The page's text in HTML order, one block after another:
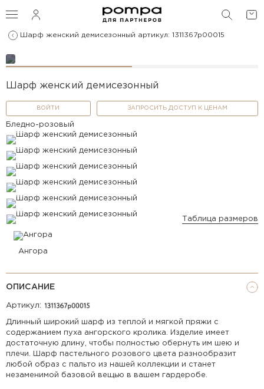
Шарф женский демисезонный артикул: 1311367p00015
Шарф женский демисезонный
ВОЙТИ ЗАПРОСИТЬ ДОСТУП К ЦЕНАМ
Бледно-розовый
Таблица размеров
Ангора
ОПИСАНИЕ
Артикул:
Длинный широкий шарф из теплой и мягкой пряжи с
содержанием пуха ангорского кролика. Изделие имеет
достаточную длину, чтобы полностью обернуть им шею и
плечи. Шарф пастельного розового цвета разнообразит
любой образ с пальто из нашей коллекции и станет
незаменимой базовой вещью в вашем гардеробе.